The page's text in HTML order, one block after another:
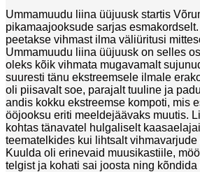
Ummamuudu liina üüjuusk startis
pikamaajooksude sarjas
peetakse vihmast ilma väliüritusi
Ummamuudu liina üüjuusk on selles
oleks kõik vihmata mugavamalt
suuresti tänu ekstreemsele ilmale
oli piisavalt soe, parajalt tuuline ja
andis kokku ekstreemse kompoti, mis
ööjooksu eriti meeldejäävaks muutis.
kohtas tänavatel hulgaliselt
teematelkides kui lihtsalt vihmavarjude
Kuulda oli erinevaid muusikastiile,
telgist ja kohati sai joosta ning